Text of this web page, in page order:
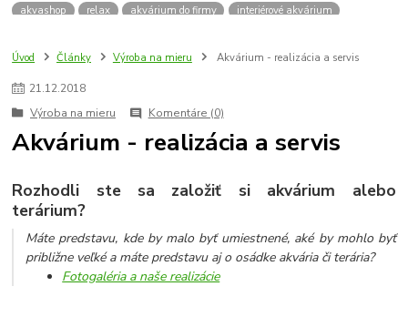
akvashop
relax akvárium do firmy
interiérové akvárium
insektárium
zátuka na akvárium
paludárium
skrinka
korytnačka
terarium pre teraria
korytnačka štvorprstá
Testudo horsfieldii
Korytnačka stepná
suchozemská korytnačka
terárium pre suchozemskú korytnačku
želva
korytnačky
Bratislava
Úvod Články Výroba na mieru Akvárium - realizácia a servis
21.12.2018
Výroba na mieru
Komentáre (0)
Akvárium - realizácia a servis
Rozhodli ste sa založiť si akvárium alebo
terárium?
Máte predstavu, kde by malo byť umiestnené, aké by mohlo byť
približne veľké a máte predstavu aj o osádke akvária či terária?
Fotogaléria a naše realizácie